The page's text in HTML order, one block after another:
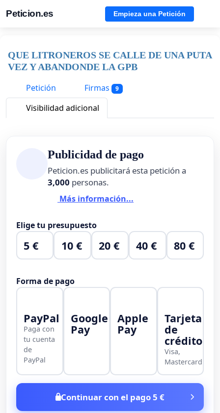
Peticion.es Empieza una Petición
QUE LITRONEROS SE CALLE DE UNA PUTA
VEZ Y ABANDONDE LA GPB
Petición
Firmas 9
Visibilidad adicional
Publicidad de pago
Peticion.es publicitará esta petición a
3,000 personas.
Más información...
Elige tu presupuesto
5 € 10 € 20 € 40 € 80 €
Forma de pago
PayPal
Paga con
tu cuenta
de
PayPal
Google
Pay
Apple
Pay
Tarjeta
de
crédito
Visa,
Mastercard
Continuar con el pago 5 €